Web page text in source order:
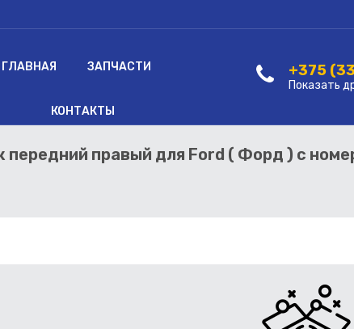
ГЛАВНАЯ ЗАПЧАСТИ
КОНТАКТЫ
+375
Показать
правый для Ford ( Форд ) с